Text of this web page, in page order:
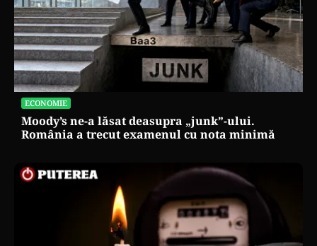
ECONOMIE
Moody’s ne-a lăsat deasupra „junk”-ului.
România a trecut examenul cu nota minimă